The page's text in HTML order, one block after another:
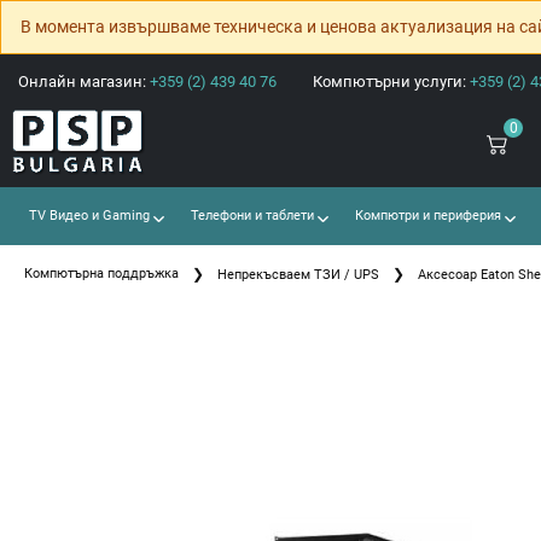
В момента извършваме техническа и ценова актуализация на
Онлайн магазин: +359 (2) 439 40 76 Компютърни услуги: +359 (2)
0
TV Видео и Gaming Телефони и таблети Компютри и периферия
Компютърна поддръжка Непрекъсваем ТЗИ / UPS Аксесоар Eaton